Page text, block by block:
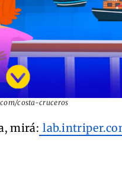
costa-cruceros
mirá: